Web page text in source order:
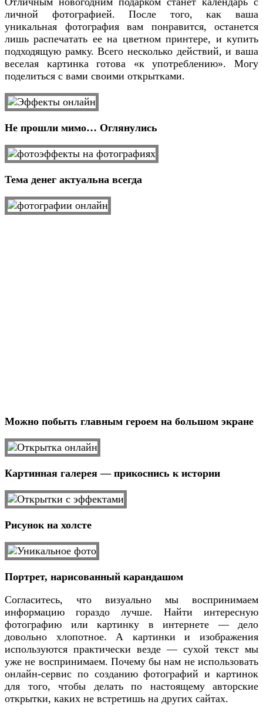
личной фотографией. После того, как ваша
уникальная фотография вам понравится, останется
лишь распечатать ее на цветном принтере, и купить
подходящую рамку. Всего несколько действий, и ваша
веселая картинка готова «к употреблению». Могу
поделиться с вами своими открытками.
Не прошли мимо… Оглянулись
Тема денег актуальна всегда
Можно побыть главным героем на большом экране
Картинная галерея — прикоснись к истории
Рисунок на холсте
Портрет, нарисованный карандашом
Согласитесь, что визуально мы воспринимаем
информацию гораздо лучше. Найти интересную
фотографию или картинку в интернете — дело
довольно хлопотное. А картинки и изображения
используются практически везде — сухой текст мы
уже не воспринимаем. Почему бы нам не использовать
онлайн-сервис по созданию фотографий и картинок
для того, чтобы делать по настоящему авторские
открытки, каких не встретишь на других сайтах.